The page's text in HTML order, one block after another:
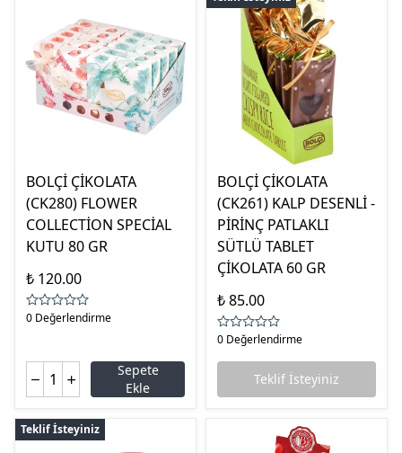
BOLÇİ ÇİKOLATA
(CK280) FLOWER
COLLECTİON SPECİAL
KUTU 80 GR
₺ 120.00
0 Değerlendirme
Sepete
Ekle
BOLÇİ ÇİKOLATA
(CK261) KALP DESENLİ -
PİRİNÇ PATLAKLI
SÜTLÜ TABLET
ÇİKOLATA 60 GR
₺ 85.00
0 Değerlendirme
Teklif İsteyiniz
Teklif İsteyiniz